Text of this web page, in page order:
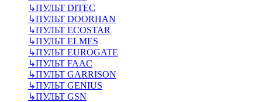
↳ПУЛЬТ DITEC
↳ПУЛЬТ DOORHAN
↳ПУЛЬТ ECOSTAR
↳ПУЛЬТ ELMES
↳ПУЛЬТ EUROGATE
↳ПУЛЬТ FAAC
↳ПУЛЬТ GARRISON
↳ПУЛЬТ GENIUS
↳ПУЛЬТ GSN